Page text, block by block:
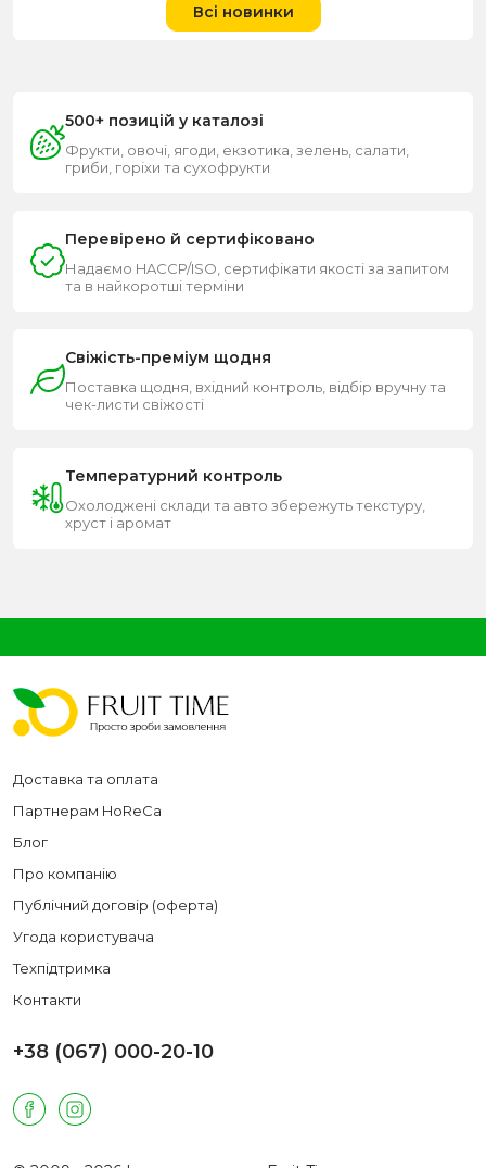
Всі новинки
500+ позицій у каталозі
Фрукти, овочі, ягоди, екзотика, зелень, салати,
гриби, горіхи та сухофрукти
Перевірено й сертифіковано
Надаємо HACCP/ISO, сертифікати якості за запитом
та в найкоротші терміни
Свіжість-преміум щодня
Поставка щодня, вхідний контроль, відбір вручну та
чек-листи свіжості
Температурний контроль
Охолоджені склади та авто збережуть текстуру,
хруст і аромат
Доставка та оплата
Партнерам HoReCa
Блог
Про компанію
Публічний договір (оферта)
Угода користувача
Техпідтримка
Контакти
+38 (067) 000-20-10